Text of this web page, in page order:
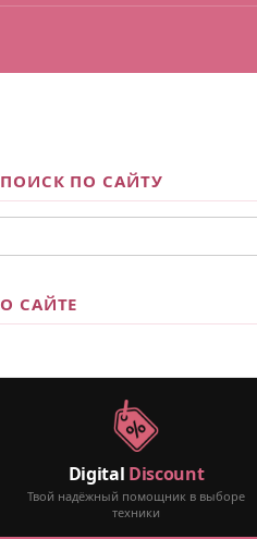
ПОИСК ПО САЙТУ
О САЙТЕ
Digital Discount
Твой надёжный помощник в выборе
техники